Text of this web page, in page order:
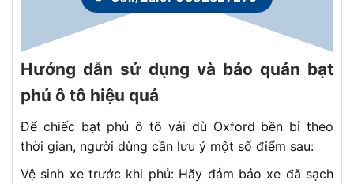
Hướng dẫn sử dụng và bảo quản bạt
phủ ô tô hiệu quả
Để chiếc bạt phủ ô tô vải dù Oxford bền bỉ theo
thời gian, người dùng cần lưu ý một số điểm sau:
Vệ sinh xe trước khi phủ: Hãy đảm bảo xe đã sạch